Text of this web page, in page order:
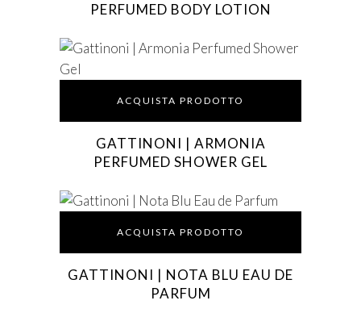
PERFUMED BODY LOTION
ACQUISTA PRODOTTO
GATTINONI | ARMONIA
PERFUMED SHOWER GEL
ACQUISTA PRODOTTO
GATTINONI | NOTA BLU EAU DE
PARFUM